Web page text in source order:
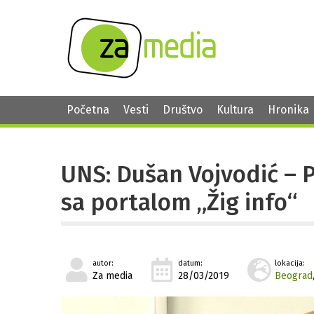
Početna Vesti Društvo Kultura Hronika
UNS: Dušаn Vojvodić
sа portаlom „Žig info“
autor:
Za media
datum:
28/03/2019
lokacija:
Beograd